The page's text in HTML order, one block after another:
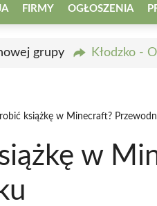
FIRMY OGŁOSZENIA
grupy Kłodzko -
książkę w Minecraft?
w